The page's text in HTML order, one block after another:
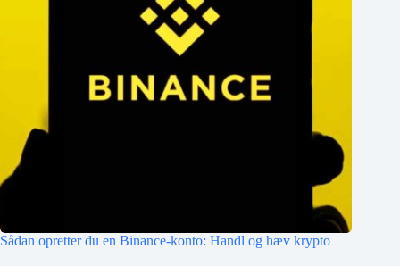
Sådan opretter du en Binance-konto: Handl og hæv krypto